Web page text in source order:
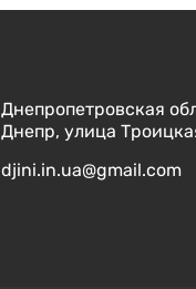
Днепропетровская
Днепр, улица
djini.in.ua@gmail.com